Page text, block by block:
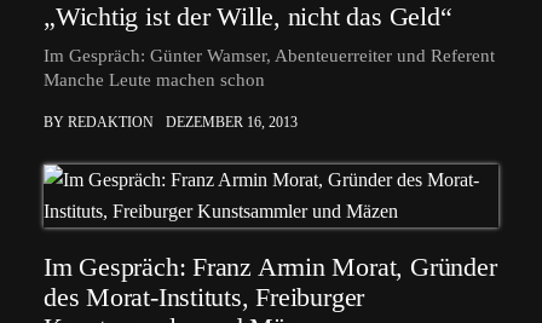
„Wichtig ist der Wille, nicht das Geld“
Im Gespräch: Günter Wamser, Abenteuerreiter und Referent
Manche Leute machen schon
BY REDAKTION DEZEMBER 16, 2013
Im Gespräch: Franz Armin Morat, Gründer
des Morat-Instituts, Freiburger